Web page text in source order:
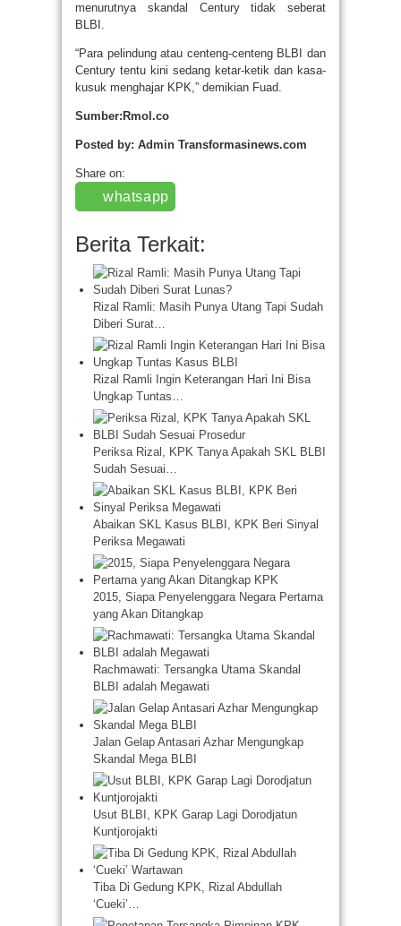
menurutnya skandal Century tidak seberat
BLBI.
“Para pelindung atau centeng-centeng BLBI dan
Century tentu kini sedang ketar-ketik dan kasa-
kusuk menghajar KPK,” demikian Fuad.
Sumber:Rmol.co
Posted by: Admin Transformasinews.com
Share on:
whatsapp
Berita Terkait:
Rizal Ramli: Masih Punya Utang Tapi Sudah
Diberi Surat…
Rizal Ramli Ingin Keterangan Hari Ini Bisa
Ungkap Tuntas…
Periksa Rizal, KPK Tanya Apakah SKL BLBI
Sudah Sesuai…
Abaikan SKL Kasus BLBI, KPK Beri Sinyal
Periksa Megawati
2015, Siapa Penyelenggara Negara Pertama
yang Akan Ditangkap
Rachmawati: Tersangka Utama Skandal
BLBI adalah Megawati
Jalan Gelap Antasari Azhar Mengungkap
Skandal Mega BLBI
Usut BLBI, KPK Garap Lagi Dorodjatun
Kuntjorojakti
Tiba Di Gedung KPK, Rizal Abdullah
‘Cueki’…